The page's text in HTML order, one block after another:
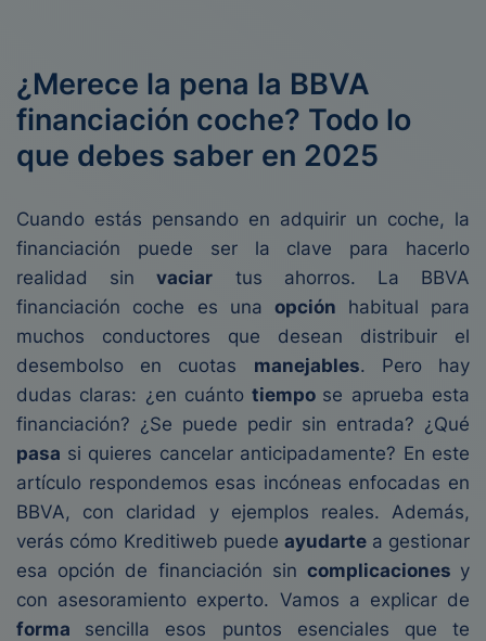
¿Merece la pena la BBVA
financiación coche? Todo lo
que debes saber en 2025
Cuando estás pensando en adquirir un coche, la
financiación puede ser la clave para hacerlo
realidad sinvaciar tus ahorros. La BBVA
financiación coche es unaopción habitual para
muchos conductores que desean distribuir el
desembolso en cuotas manejables. Pero hay
dudas claras: ¿en cuántotiempo se aprueba esta
financiación? ¿Se puede pedir sin entrada? ¿Qué
pasa si quieres cancelar anticipadamente? En este
artículo respondemos esas incóneas enfocadas en
BBVA, con claridad y ejemplos reales. Además,
verás cómo Kreditiweb puedeayudarte a gestionar
esa opción de financiación sin complicaciones y
con asesoramiento experto. Vamos a explicar de
forma sencilla esos puntos esenciales que te